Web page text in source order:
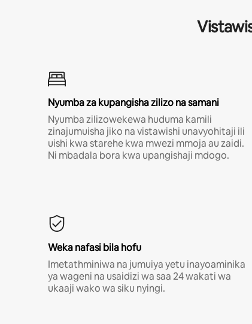
Nyumba za kupangisha zilizo na samani
Nyumba zilizowekewa huduma kamili
zinajumuisha jiko na vistawishi unavyohitaji ili
uishi kwa starehe kwa mwezi mmoja au zaidi.
Ni mbadala bora kwa upangishaji mdogo.
Weka nafasi bila hofu
Imetathminiwa na jumuiya yetu inayoaminika
ya wageni na usaidizi wa saa 24 wakati wa
ukaaji wako wa siku nyingi.